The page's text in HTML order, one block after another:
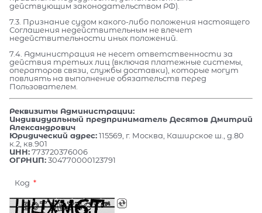
действующим законодательством РФ).
7.3. Признание судом какого-либо положения настоящего
Соглашения недействительным не влечет
недействительности иных положений.
7.4. Администрация не несет ответственности за
действия третьих лиц (включая платежные системы,
операторов связи, службы доставки), которые могут
повлиять на выполнение обязательств перед
Пользователем.
Реквизиты Администрации:
Индивидуальный предприниматель Десятов Дмитрий
Александрович
Юридический адрес:115569, г. Москва, Каширское ш., д.80
к.2, кв.901
ИНН:773720376006
ОГРНИП:304770000123791
Код